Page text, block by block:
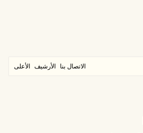
الاتصال بنا الأرشيف الأعلى